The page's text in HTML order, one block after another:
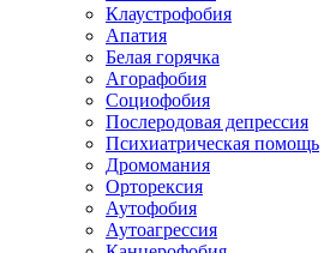
Клаустрофобия
Апатия
Белая горячка
Агорафобия
Социофобия
Послеродовая депрессия
Психиатрическая помощь
Дромомания
Орторексия
Аутофобия
Аутоагрессия